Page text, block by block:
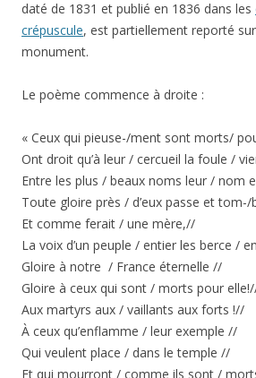
daté de 1831 et publié en 1836 dans les
crépuscule, est partiellement reporté
monument.
Le poème commence à droite :
« Ceux qui pieuse-/ment sont morts/
Ont droit qu’à leur / cercueil la foule /
Entre les plus / beaux noms leur / nom
Toute gloire près / d’eux passe et
Et comme ferait / une mère,//
La voix d’un peuple / entier les berce /
Gloire à notre / France éternelle //
Gloire à ceux qui sont / morts pour
Aux martyrs aux / vaillants aux forts !//
À ceux qu’enflamme / leur exemple //
Qui veulent place / dans le temple //
Et qui mourront / comme ils sont /